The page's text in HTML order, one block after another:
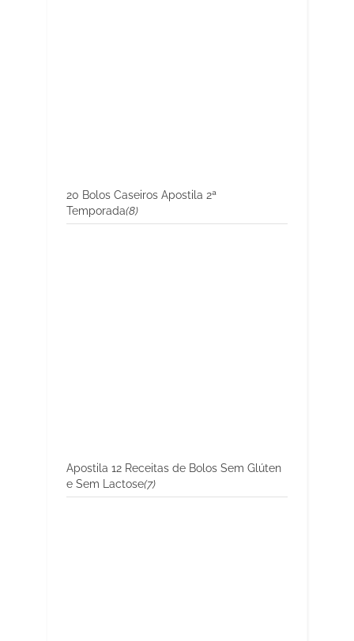
20 Bolos Caseiros Apostila 2ª
Temporada(8)
Apostila 12 Receitas de Bolos Sem Glúten
e Sem Lactose(7)